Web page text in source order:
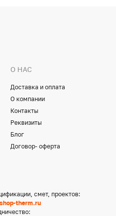
О НАС
Доставка и оплата
О компании
Контакты
Реквизиты
Блог
Договор- оферта
смет, проектов:
therm.ru